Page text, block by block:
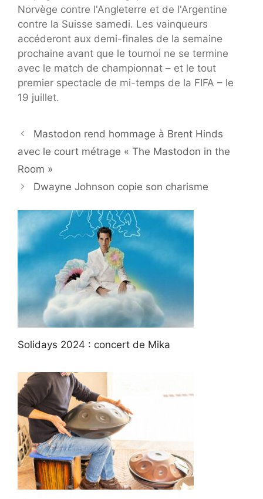
Norvège contre l'Angleterre et de l'Argentine
contre la Suisse samedi. Les vainqueurs
accéderont aux demi-finales de la semaine
prochaine avant que le tournoi ne se termine
avec le match de championnat – et le tout
premier spectacle de mi-temps de la FIFA – le
19 juillet.
Mastodon rend hommage à Brent Hinds
avec le court métrage « The Mastodon in the
Room »
Dwayne Johnson copie son charisme
Solidays 2024 : concert de Mika